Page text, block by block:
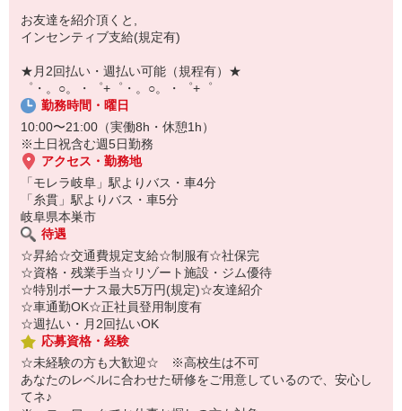
上場/優良/大手企業など
【スマホ面接実施中】
￣￣￣￣￣￣￣￣￣
自宅に居ながらスマホでカンタン面接OK！
オンライン面談なのでスピード対応。
お友達を紹介頂くと,
インセンティブ支給(規定有)
★月2回払い・週払い可能（規程有）★
゜・。○。・゜+゜・。○。・゜+゜
勤務時間・曜日
10:00〜21:00（実働8h・休憩1h）
※土日祝含む週5日勤務
アクセス・勤務地
「モレラ岐阜」駅よりバス・車4分
「糸貫」駅よりバス・車5分
岐阜県本巣市
待遇
☆昇給☆交通費規定支給☆制服有☆社保完
☆資格・残業手当☆リゾート施設・ジム優待
☆特別ボーナス最大5万円(規定)☆友達紹介
☆車通勤OK☆正社員登用制度有
☆週払い・月2回払いOK
応募資格・経験
☆未経験の方も大歓迎☆ ※高校生は不可
あなたのレベルに合わせた研修をご用意しているので、安心し
てネ♪